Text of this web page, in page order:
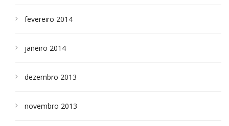
fevereiro 2014
janeiro 2014
dezembro 2013
novembro 2013